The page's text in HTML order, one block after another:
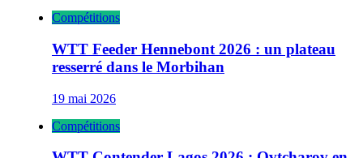
Compétitions
WTT Feeder Hennebont 2026 : un plateau
resserré dans le Morbihan
19 mai 2026
Compétitions